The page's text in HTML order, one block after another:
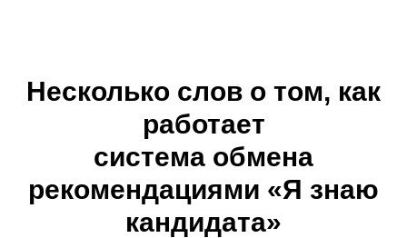
Несколько слов о том, как
работает
система обмена
рекомендациями «Я знаю
кандидата»